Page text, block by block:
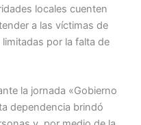
locales cuenten
a las víctimas de
por la falta de
la jornada «Gobierno
dependencia brindó